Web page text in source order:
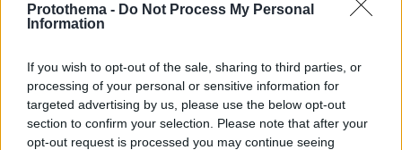
Protothema - Do Not Process My Personal
Information
If you wish to opt-out of the sale, sharing to third parties, or
processing of your personal or sensitive information for
targeted advertising by us, please use the below opt-out
section to confirm your selection. Please note that after your
opt-out request is processed you may continue seeing
Είδος υπό εξαφάνιση οι υπερπολύτεκνοι στην
Ελλάδα που γερνάει: Τα... δύο ταψιά μεσημεριανό,
τα επιδόματα, η καθημερινότητά τους
07.08.2026, 15:59